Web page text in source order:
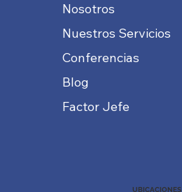
Nosotros
Nuestros Servicios
Conferencias
Blog
Factor Jefe
UBICACIONES